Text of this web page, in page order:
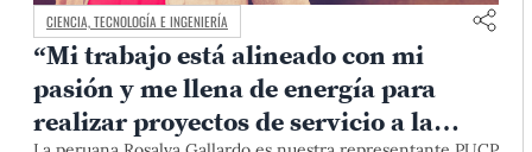
CIENCIA, TECNOLOGÍA E INGENIERÍA
“Mi trabajo está alineado con mi
pasión y me llena de energía para
realizar proyectos de servicio a la